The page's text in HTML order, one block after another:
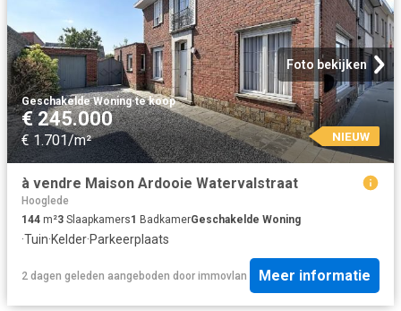
Foto bekijken
Geschakelde Woning·te koop
€ 245.000
€ 1.701/m² NIEUW
à vendre Maison Ardooie Watervalstraat
Hooglede
144 m²3 Slaapkamers1 BadkamerGeschakelde Woning
·Tuin·Kelder·Parkeerplaats
2 dagen geleden aangeboden door immovlan Meer informatie